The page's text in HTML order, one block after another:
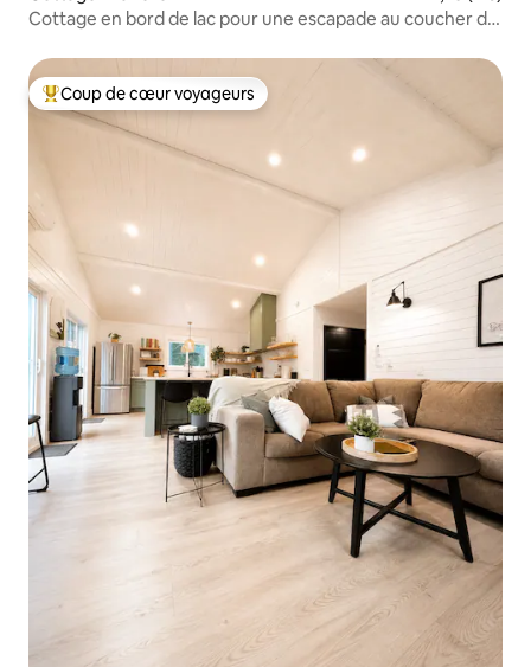
Cottage en bord de lac pour une escapade au coucher du
Coups de cœur voyageurs les plus appréciés
Coup de cœur voyageurs